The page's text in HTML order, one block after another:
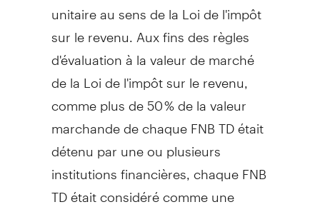
unitaire au sens de laLoi del'impôt
sur le revenu. Aux fins des règles
d'évaluation à la valeur de marché
de laLoi del'impôt sur le revenu,
comme plus de 50 % de la valeur
marchande de chaque FNB TD était
détenu par une ou plusieurs
institutions financières, chaque FNB
TD était considéré comme une